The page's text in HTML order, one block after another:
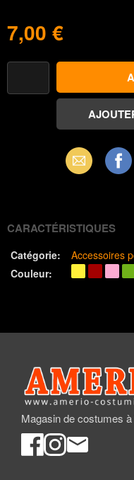
7,00 €
Email
CARACTÉRISTIQUES
Catégorie:
Accessoires
Couleur:
Magasin de costumes